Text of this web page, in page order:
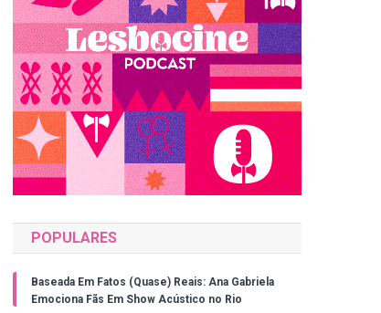
POPULARES
Baseada Em Fatos (Quase) Reais: Ana Gabriela
Emociona Fãs Em Show Acústico no Rio